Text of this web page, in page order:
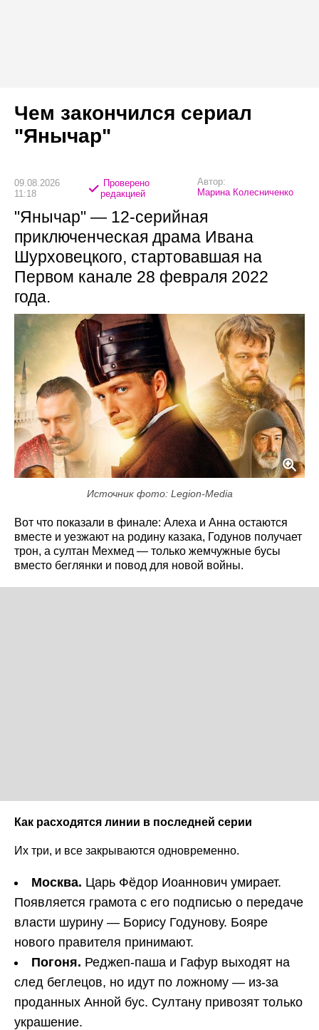
Чем закончился сериал
"Янычар"
09.08.2026
11:18
Проверено
редакцией
Автор:
Марина Колесниченко
"Янычар" — 12-серийная
приключенческая драма Ивана
Шурховецкого, стартовавшая на
Первом канале 28 февраля 2022
года.
Источник фото: Legion-Media
Вот что показали в финале: Алеха и Анна остаются
вместе и уезжают на родину казака, Годунов получает
трон, а султан Мехмед — только жемчужные бусы
вместо беглянки и повод для новой войны.
Как расходятся линии в последней серии
Их три, и все закрываются одновременно.
Москва. Царь Фёдор Иоаннович умирает.
Появляется грамота с его подписью о передаче
власти шурину — Борису Годунову. Бояре
нового правителя принимают.
Погоня. Реджеп-паша и Гафур выходят на
след беглецов, но идут по ложному — из-за
проданных Анной бус. Султану привозят только
украшение.